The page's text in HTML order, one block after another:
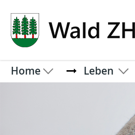
Kopfzeile
Home Leben